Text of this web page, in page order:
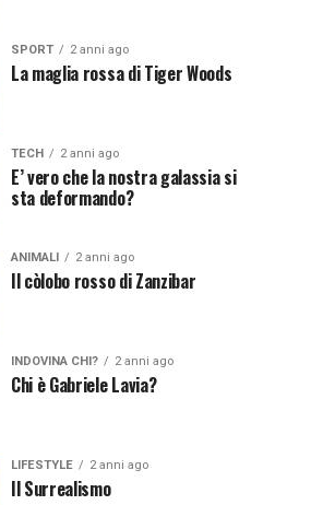
SPORT 2 anni ago
La maglia rossa di Tiger Woods
TECH 2 anni ago
E’ vero che la nostra galassia si
sta deformando?
ANIMALI 2 anni ago
Il còlobo rosso di Zanzibar
INDOVINA CHI? 2 anni ago
Chi è Gabriele Lavia?
LIFESTYLE 2 anni ago
Il Surrealismo